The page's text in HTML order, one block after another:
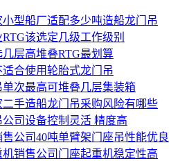
型船厂适配多少吨造船龙门吊
该选定几级工作级别
层高堆叠RTG最划算
合使用轮胎式龙门吊
次最高可堆叠几层集装箱
手造船龙门吊采购风险有哪些
司设备控制灵活 精度高
公司40吨单臂架门座吊性能优良
销售公司门座起重机稳定性高